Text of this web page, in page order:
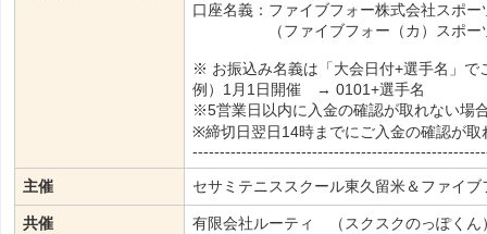
口座名義：ファイブフォー株式会社スポー
（ファイブフォー（カ）スポーツ
※ お振込み名義は「大会日付+選手名」で
例）1月1日開催 → 0101+選手名
※5営業日以内に入金の確認が取れない場
※締切日翌日14時までにご入金の確認が
主催
セサミテニススクール東久留米＆ファイ
共催 有限会社ルーティ （スクスクのっぽくん